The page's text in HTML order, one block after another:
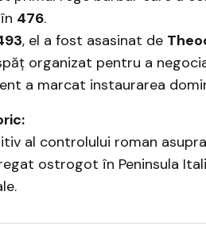
476.
, el a fost asasinat de
organizat pentru a
a marcat instaurarea
al controlului roman
ostrogot în Peninsula